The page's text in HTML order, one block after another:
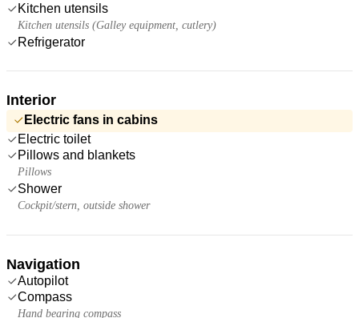
Kitchen utensils
Kitchen utensils (Galley equipment, cutlery)
Refrigerator
Interior
Electric fans in cabins
Electric toilet
Pillows and blankets
Pillows
Shower
Cockpit/stern, outside shower
Navigation
Autopilot
Compass
Hand bearing compass